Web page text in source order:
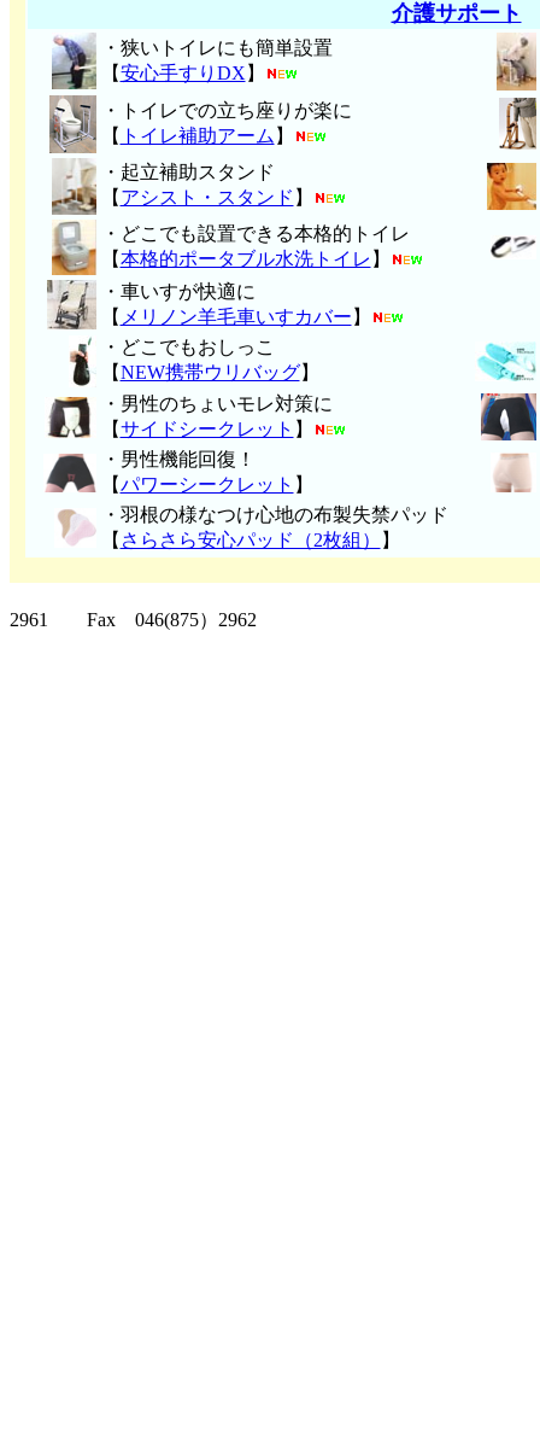
介護サポート
・狭いトイレにも簡単設置
【安心手すりDX 】
・トイレでの立ち座りが楽に
【 トイレ補助アーム 】
・起立補助スタンド
【 アシスト・スタンド 】
・どこでも設置できる本格的トイレ
【本格的ポータブル水洗トイレ 】
・車いすが快適に
【 メリノン羊毛車いすカバー 】
・どこでもおしっこ
【NEW携帯ウリバッグ】
・男性のちょいモレ対策に
【サイドシークレット 】
・男性機能回復！
【パワーシークレット 】
・ 羽根の様なつけ心地の布製失禁パッ ド
【 さらさら安心パッド（2枚組） 】
2961 Fax 046(875）2962